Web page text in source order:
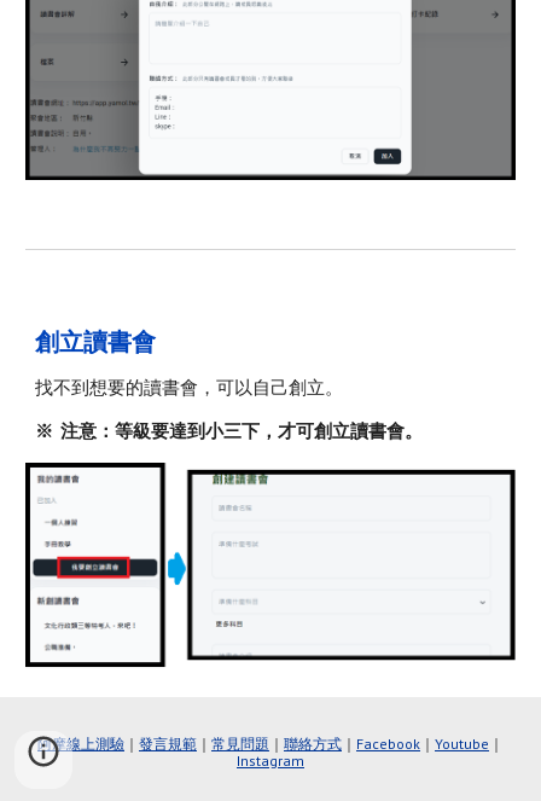
創立讀書會
找不到想要的讀書會，可以自己創立。
※ 注意：等級要達到小三下，才可創立讀書會。
阿摩線上測驗 ｜ 發言規範 ｜ 常見問題 ｜ 聯絡方式 ｜ Facebook ｜ Youtube ｜
Instagram